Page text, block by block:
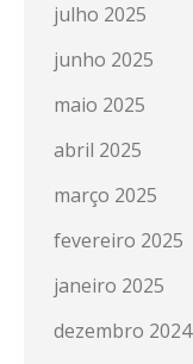
julho 2025
junho 2025
maio 2025
abril 2025
março 2025
fevereiro 2025
janeiro 2025
dezembro 2024